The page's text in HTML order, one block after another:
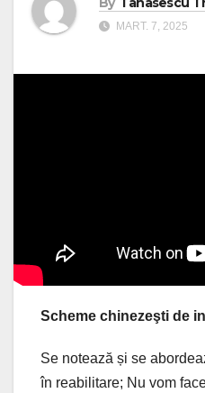
MART. 7, 2025
Scheme chinezeşti de
Se notează și se
în reabilitare; Nu vom